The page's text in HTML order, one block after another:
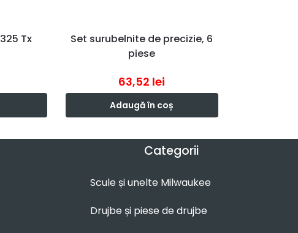
Tx
Set surubelnite de precizie, 6
piese
63,52 lei
Adaugă în coș
Categorii
Scule și unelte Milwaukee
Drujbe și piese de drujbe